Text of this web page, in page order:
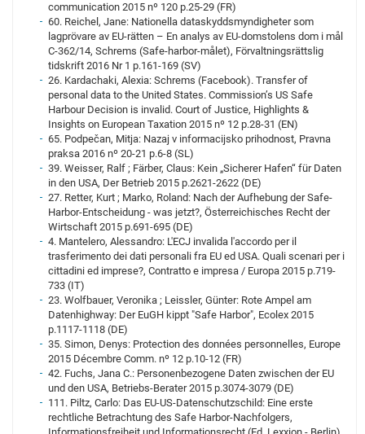
communication 2015 nº 120 p.25-29 (FR)
60. Reichel, Jane: Nationella dataskyddsmyndigheter som
lagprövare av EU-rätten – En analys av EU-domstolens dom i mål
C-362/14, Schrems (Safe-harbor-målet), Förvaltningsrättslig
tidskrift 2016 Nr 1 p.161-169 (SV)
26. Kardachaki, Alexia: Schrems (Facebook). Transfer of
personal data to the United States. Commission’s US Safe
Harbour Decision is invalid. Court of Justice, Highlights &
Insights on European Taxation 2015 nº 12 p.28-31 (EN)
65. Podpečan, Mitja: Nazaj v informacijsko prihodnost, Pravna
praksa 2016 nº 20-21 p.6-8 (SL)
39. Weisser, Ralf ; Färber, Claus: Kein „Sicherer Hafen“ für Daten
in den USA, Der Betrieb 2015 p.2621-2622 (DE)
27. Retter, Kurt ; Marko, Roland: Nach der Aufhebung der Safe-
Harbor-Entscheidung - was jetzt?, Österreichisches Recht der
Wirtschaft 2015 p.691-695 (DE)
4. Mantelero, Alessandro: L'ECJ invalida l'accordo per il
trasferimento dei dati personali fra EU ed USA. Quali scenari per i
cittadini ed imprese?, Contratto e impresa / Europa 2015 p.719-
733 (IT)
23. Wolfbauer, Veronika ; Leissler, Günter: Rote Ampel am
Datenhighway: Der EuGH kippt "Safe Harbor", Ecolex 2015
p.1117-1118 (DE)
35. Simon, Denys: Protection des données personnelles, Europe
2015 Décembre Comm. nº 12 p.10-12 (FR)
42. Fuchs, Jana C.: Personenbezogene Daten zwischen der EU
und den USA, Betriebs-Berater 2015 p.3074-3079 (DE)
111. Piltz, Carlo: Das EU-US-Datenschutzschild: Eine erste
rechtliche Betrachtung des Safe Harbor-Nachfolgers,